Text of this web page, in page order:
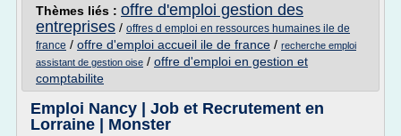
Thèmes liés : offre d'emploi gestion des
entreprises / offres d emploi en ressources humaines ile de
france / offre d'emploi accueil ile de france / recherche emploi
assistant de gestion oise / offre d'emploi en gestion et
comptabilite
Emploi Nancy | Job et Recrutement en
Lorraine | Monster